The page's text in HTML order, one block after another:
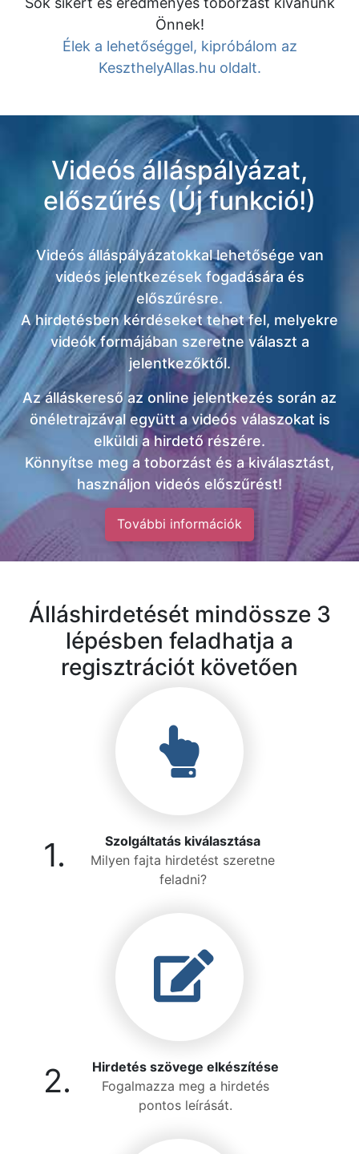
Önnek!
Élek a lehetőséggel, kipróbálom az
KeszthelyAllas.hu oldalt.
Videós álláspályázat,
előszűrés (Új funkció!)
Videós álláspályázatokkal lehetősége van
videós jelentkezések fogadására és
előszűrésre.
A hirdetésben kérdéseket tehet fel, melyekre
videók formájában szeretne választ a
jelentkezőktől.
Az álláskereső az online jelentkezés során az
önéletrajzával együtt a videós válaszokat is
elküldi a hirdető részére.
Könnyítse meg a toborzást és a kiválasztást,
használjon videós előszűrést!
További információk
Álláshirdetését mindössze 3
lépésben feladhatja a
regisztrációt követően
1.
Szolgáltatás kiválasztása
Milyen fajta hirdetést szeretne
feladni?
2.
Hirdetés szövege elkészítése
Fogalmazza meg a hirdetés
pontos leírását.